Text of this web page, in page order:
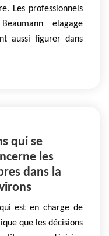
Les professionnels
elagage
aussi figurer dans
qui se
les
dans la
est en charge de
que les décisions